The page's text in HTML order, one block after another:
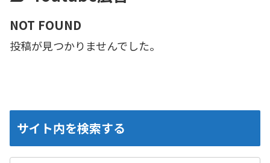
NOT FOUND
投稿が見つかりませんでした。
サイト内を検索する